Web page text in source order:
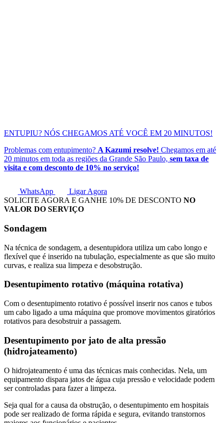
ENTUPIU? NÓS CHEGAMOS ATÉ VOCÊ EM 20 MINUTOS!
Problemas com entupimento? A Kazumi resolve! Chegamos em até
20 minutos em toda as regiões da Grande São Paulo, sem taxa de
visita e com desconto de 10% no serviço!
WhatsApp
Ligar Agora
SOLICITE AGORA E GANHE 10% DE DESCONTO NO
VALOR DO SERVIÇO
Sondagem
Na técnica de sondagem, a desentupidora utiliza um cabo longo e
flexível que é inserido na tubulação, especialmente as que são muito
curvas, e realiza sua limpeza e desobstrução.
Desentupimento rotativo (máquina rotativa)
Com o desentupimento rotativo é possível inserir nos canos e tubos
um cabo ligado a uma máquina que promove movimentos giratórios
rotativos para desobstruir a passagem.
Desentupimento por jato de alta pressão
(hidrojateamento)
O hidrojateamento é uma das técnicas mais conhecidas. Nela, um
equipamento dispara jatos de água cuja pressão e velocidade podem
ser controladas para fazer a limpeza.
Seja qual for a causa da obstrução, o desentupimento em hospitais
pode ser realizado de forma rápida e segura, evitando transtornos